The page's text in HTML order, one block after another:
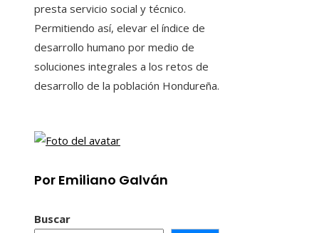
presta servicio social y técnico.
Permitiendo así, elevar el índice de
desarrollo humano por medio de
soluciones integrales a los retos de
desarrollo de la población Hondureña.
Por Emiliano Galván
Buscar